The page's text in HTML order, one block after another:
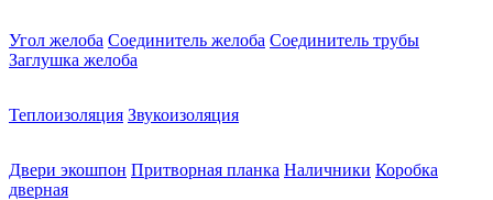
Угол желоба Соединитель желоба Соединитель трубы
Заглушка желоба
Теплоизоляция Звукоизоляция
Двери экошпон Притворная планка Наличники Коробка
дверная